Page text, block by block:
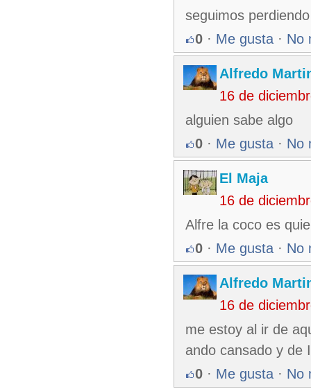
seguimos
0 · Me gusta · No
Alfredo
16 de
alguien sabe algo
0 · Me gusta · No
El Maja
16 de
Alfre la coco es
0 · Me gusta · No
Alfredo
16 de
me estoy al ir de
ando cansado y de
0 · Me gusta · No